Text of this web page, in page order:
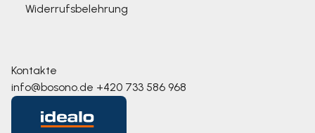
Widerrufsbelehrung
Kontakte
info@bosono.de +420 733 586 968